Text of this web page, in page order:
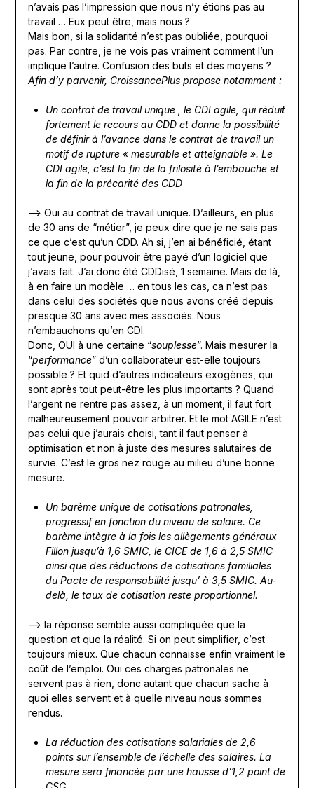
n’avais pas l’impression que nous n’y étions pas au
travail … Eux peut être, mais nous ?
Mais bon, si la solidarité n’est pas oubliée, pourquoi
pas. Par contre, je ne vois pas vraiment comment l’un
implique l’autre. Confusion des buts et des moyens ?
Afin d’y parvenir, CroissancePlus propose notamment :
Un contrat de travail unique , le CDI agile, qui réduit
fortement le recours au CDD et donne la possibilité
de définir à l’avance dans le contrat de travail un
motif de rupture « mesurable et atteignable ». Le
CDI agile, c’est la fin de la frilosité à l’embauche et
la fin de la précarité des CDD
—> Oui au contrat de travail unique. D’ailleurs, en plus
de 30 ans de “métier”, je peux dire que je ne sais pas
ce que c’est qu’un CDD. Ah si, j’en ai bénéficié, étant
tout jeune, pour pouvoir être payé d’un logiciel que
j’avais fait. J’ai donc été CDDisé, 1 semaine. Mais de là,
à en faire un modèle … en tous les cas, ca n’est pas
dans celui des sociétés que nous avons créé depuis
presque 30 ans avec mes associés. Nous
n’embauchons qu’en CDI.
Donc, OUI à une certaine “souplesse”. Mais mesurer la
“performance” d’un collaborateur est-elle toujours
possible ? Et quid d’autres indicateurs exogènes, qui
sont après tout peut-être les plus importants ? Quand
l’argent ne rentre pas assez, à un moment, il faut fort
malheureusement pouvoir arbitrer. Et le mot AGILE n’est
pas celui que j’aurais choisi, tant il faut penser à
optimisation et non à juste des mesures salutaires de
survie. C’est le gros nez rouge au milieu d’une bonne
mesure.
Un barème unique de cotisations patronales,
progressif en fonction du niveau de salaire. Ce
barème intègre à la fois les allègements généraux
Fillon jusqu’à 1,6 SMIC, le CICE de 1,6 à 2,5 SMIC
ainsi que des réductions de cotisations familiales
du Pacte de responsabilité jusqu’ à 3,5 SMIC. Au-
delà, le taux de cotisation reste proportionnel.
—> la réponse semble aussi compliquée que la
question et que la réalité. Si on peut simplifier, c’est
toujours mieux. Que chacun connaisse enfin vraiment le
coût de l’emploi. Oui ces charges patronales ne
servent pas à rien, donc autant que chacun sache à
quoi elles servent et à quelle niveau nous sommes
rendus.
La réduction des cotisations salariales de 2,6
points sur l’ensemble de l’échelle des salaires. La
mesure sera financée par une hausse d’1,2 point de